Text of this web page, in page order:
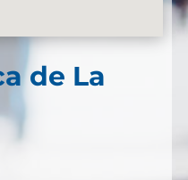
de La